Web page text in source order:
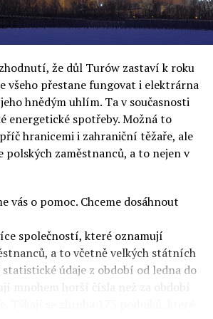
ptát na podrobnosti,“ řekl Rafał
týdeníku Do Rzeczy a ironicky
vedení státního hřebčince
10 plemenných koní za 600
médii oslavované jako
PiS se 14 koní prodalo za 2,5
stejnou mediální partou
polského chovu koní. Ve vidění
PiS ale určitě šlo při prodeji koní o
nelegální činnost.“
ujetá i jinde, pokračoval
aféře PiS kolem vydávání víz
dnešní opozice se nelegálně
do Polska. Byla na to dokonce
vyšetřovací komise, která přišla
220 víz do Polska bylo
uspíšeno, tedy že víza byla
že důl Turów zastaví k roku
všeho přestane fungovat i elektrárna
hnědým uhlím. Ta v současnosti
energetické spotřeby. Možná to
hranicemi i zahraniční těžaře, ale
polských zaměstnanců, a to nejen v
vás o pomoc. Chceme dosáhnout
společností, které oznamují
a to včetně velkých státních
údaje z období od ledna do
mnohem horší čísla než za období